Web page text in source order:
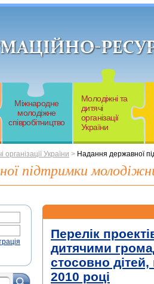
Міжнародне
молодіжне
співробітництво
Молодіжні та
дитячі
організації
України
України > Надання державної
підтримки
Перелік
дитячими
стосовно
2010 році